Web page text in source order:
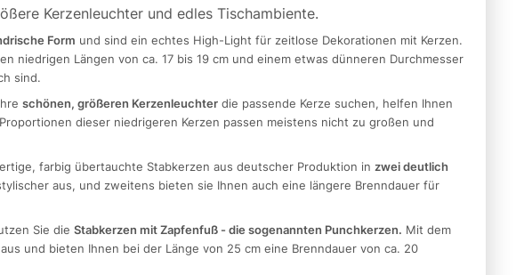
Kerzenleuchter und edles Tischambiente.
Form und sind ein echtes High-Light für zeitlose Dekorationen mit Kerzen.
niedrigen Längen von ca. 17 bis 19 cm und einem etwas dünneren Durchmesser
sind.
schönen, größeren Kerzenleuchter die passende Kerze suchen, helfen Ihnen
dieser niedrigeren Kerzen passen meistens nicht zu großen und
farbig übertauchte Stabkerzen aus deutscher Produktion in zwei deutlich
aus, und zweitens bieten sie Ihnen auch eine längere Brenndauer für
Sie die Stabkerzen mit Zapfenfuß - die sogenannten Punchkerzen. Mit dem
und bieten Ihnen bei der Länge von 25 cm eine Brenndauer von ca. 20